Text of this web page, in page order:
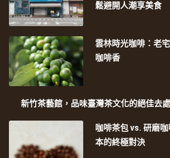
鬆避開人潮享美食
雲林時光咖啡：老
咖啡香
新竹茶藝館，品味臺灣茶文化的絕佳去處
咖啡茶包 vs. 研磨
本的終極對決